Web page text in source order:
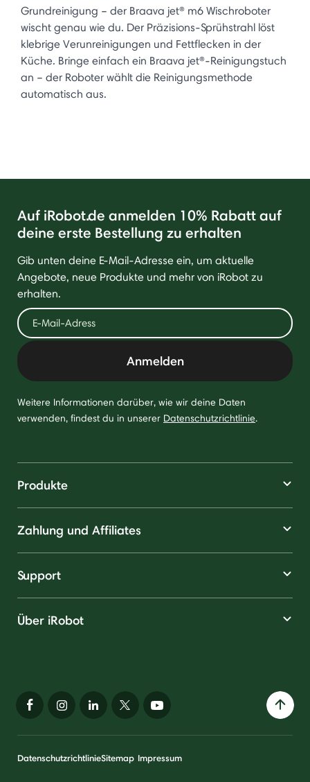
Grundreinigung – der Braava jet® m6 Wischroboter
wischt genau wie du. Der Präzisions-Sprühstrahl löst
klebrige Verunreinigungen und Fettflecken in der
Küche. Bringe einfach ein Braava jet®-Reinigungstuch
an – der Roboter wählt die Reinigungsmethode
automatisch aus.
Auf iRobot.de anmelden 10% Rabatt auf
deine erste Bestellung zu erhalten
Gib unten deine E-Mail-Adresse ein, um aktuelle
Angebote, neue Produkte und mehr von iRobot zu
erhalten.
Anmelden
Weitere Informationen darüber, wie wir deine Daten
verwenden, findest du in unserer Datenschutzrichtlinie.
Produkte
Zahlung und Affiliates
Support
Über iRobot
DatenschutzrichtlinieSitemap Impressum